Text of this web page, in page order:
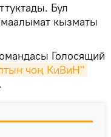
Бул
кызматы
Голосящий
чоң КиВиН"